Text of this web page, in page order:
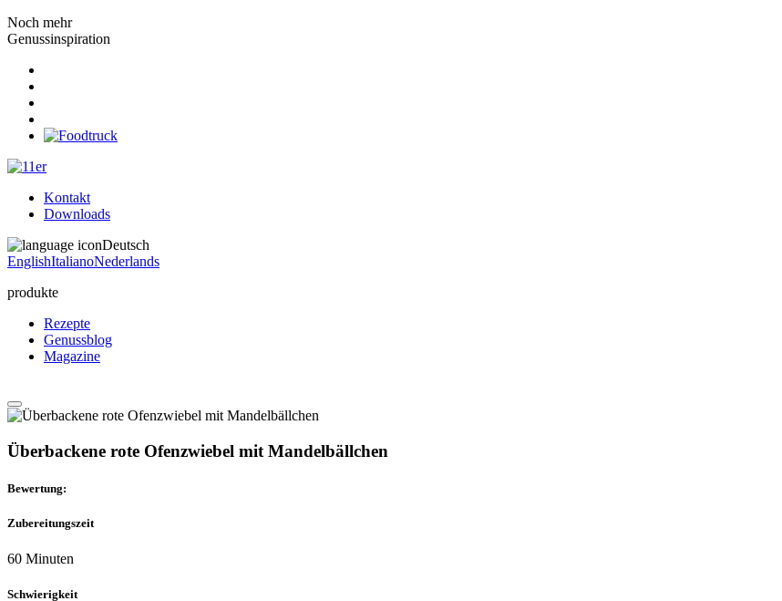
Noch mehr
Genussinspiration
Kontakt
Downloads
Deutsch
EnglishItalianoNederlands
produkte
Rezepte
Genussblog
Magazine
Überbackene rote Ofenzwiebel mit Mandelbällchen
Bewertung:
Zubereitungszeit
60 Minuten
Schwierigkeit